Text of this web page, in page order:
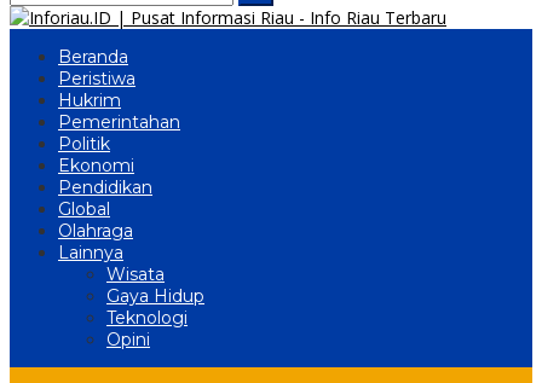
Beranda
Peristiwa
Hukrim
Pemerintahan
Politik
Ekonomi
Pendidikan
Global
Olahraga
Lainnya
Wisata
Gaya Hidup
Teknologi
Opini